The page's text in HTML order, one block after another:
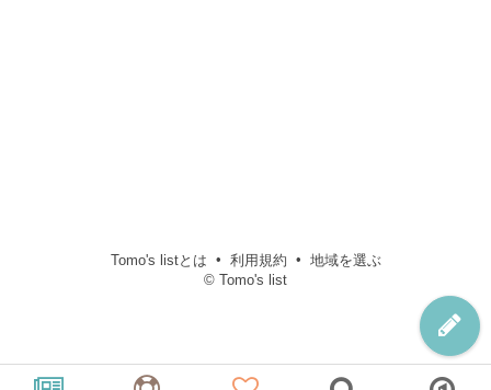
Tomo's listとは 利用規約
地域を選ぶ
© Tomo's list